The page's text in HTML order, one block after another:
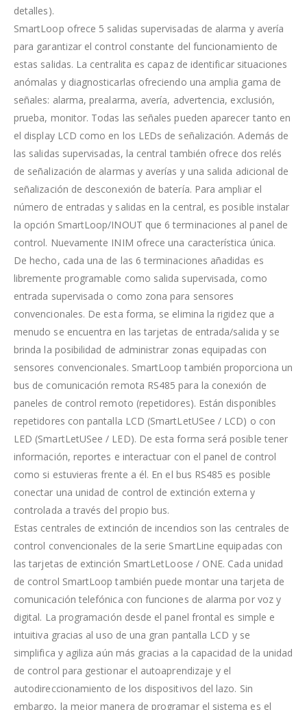
detalles).
SmartLoop ofrece 5 salidas supervisadas de alarma y avería
para garantizar el control constante del funcionamiento de
estas salidas. La centralita es capaz de identificar situaciones
anómalas y diagnosticarlas ofreciendo una amplia gama de
señales: alarma, prealarma, avería, advertencia, exclusión,
prueba, monitor. Todas las señales pueden aparecer tanto en
el display LCD como en los LEDs de señalización. Además de
las salidas supervisadas, la central también ofrece dos relés
de señalización de alarmas y averías y una salida adicional de
señalización de desconexión de batería. Para ampliar el
número de entradas y salidas en la central, es posible instalar
la opción SmartLoop/INOUT que 6 terminaciones al panel de
control. Nuevamente INIM ofrece una característica única.
De hecho, cada una de las 6 terminaciones añadidas es
libremente programable como salida supervisada, como
entrada supervisada o como zona para sensores
convencionales. De esta forma, se elimina la rigidez que a
menudo se encuentra en las tarjetas de entrada/salida y se
brinda la posibilidad de administrar zonas equipadas con
sensores convencionales. SmartLoop también proporciona un
bus de comunicación remota RS485 para la conexión de
paneles de control remoto (repetidores). Están disponibles
repetidores con pantalla LCD (SmartLetUSee / LCD) o con
LED (SmartLetUSee / LED). De esta forma será posible tener
información, reportes e interactuar con el panel de control
como si estuvieras frente a él. En el bus RS485 es posible
conectar una unidad de control de extinción externa y
controlada a través del propio bus.
Estas centrales de extinción de incendios son las centrales de
control convencionales de la serie SmartLine equipadas con
las tarjetas de extinción SmartLetLoose / ONE. Cada unidad
de control SmartLoop también puede montar una tarjeta de
comunicación telefónica con funciones de alarma por voz y
digital. La programación desde el panel frontal es simple e
intuitiva gracias al uso de una gran pantalla LCD y se
simplifica y agiliza aún más gracias a la capacidad de la unidad
de control para gestionar el autoaprendizaje y el
autodireccionamiento de los dispositivos del lazo. Sin
embargo, la mejor manera de programar el sistema es el